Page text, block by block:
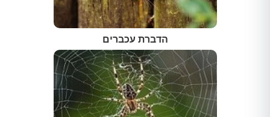
הדברת עכברים